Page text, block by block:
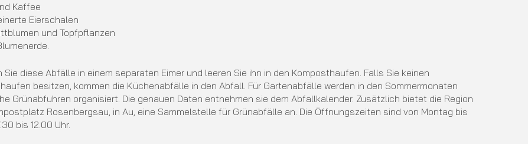
Kaffee
Eierschalen
und Topfpflanzen
Sie diese Abfälle in einem separaten Eimer und leeren Sie ihn in den Komposthaufen. Falls Sie keinen
besitzen, kommen die Küchenabfälle in den Abfall. Für Gartenabfälle werden in den Sommermonaten
Grünabfuhren organisiert. Die genauen Daten entnehmen sie dem Abfallkalender. Zusätzlich bietet die Region
Rosenbergsau, in Au, eine Sammelstelle für Grünabfälle an. Die Öffnungszeiten sind von Montag bis
bis 12.00 Uhr.